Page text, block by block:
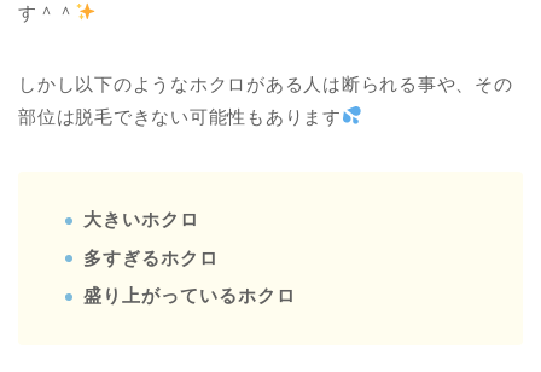
す＾＾
しかし以下のようなホクロがある人は断られる事や、その
部位は脱毛できない可能性もあります
大きいホクロ
多すぎるホクロ
盛り上がっているホクロ